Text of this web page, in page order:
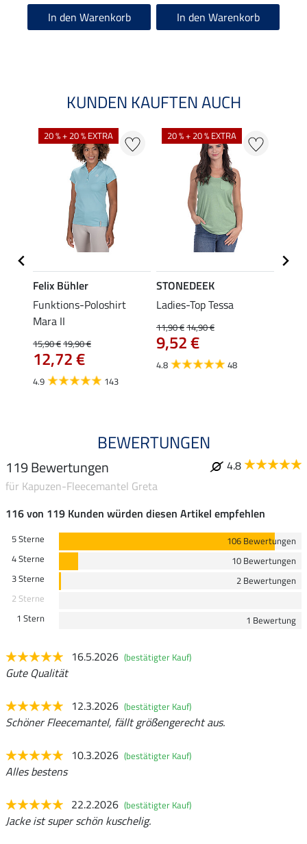
In den Warenkorb In den Warenkorb
KUNDEN KAUFTEN AUCH
20 % + 20 % EXTRA
Felix Bühler
Funktions-Poloshirt
Mara II
15,90 €19,90 €
12,72 €
4.9 143
20 % + 20 % EXTRA
STONEDEEK
Ladies-Top Tessa
11,90 €14,90 €
9,52 €
4.8 48
BEWERTUNGEN
119 Bewertungen
4.8
für Kapuzen-Fleecemantel Greta
116 von 119 Kunden würden diesen Artikel empfehlen
5 Sterne
106 Bewertungen
4 Sterne
10 Bewertungen
3 Sterne
2 Bewertungen
2 Sterne
1 Stern
1 Bewertung
16.5.2026 (bestätigter Kauf)
Gute Qualität
12.3.2026 (bestätigter Kauf)
Schöner Fleecemantel, fällt größengerecht aus.
10.3.2026 (bestätigter Kauf)
Alles bestens
22.2.2026 (bestätigter Kauf)
Jacke ist super schön kuschelig.